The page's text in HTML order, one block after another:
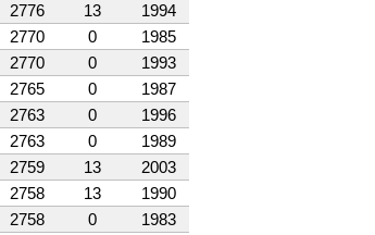
2776 13
1994
2770 0
1985
2770 0
1993
2765 0
1987
2763 0
1996
2763 0
1989
2759 13
2003
2758 13
1990
2758 0
1983